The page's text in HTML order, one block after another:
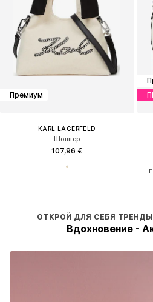
Премиум
KARL LAGERFELD
Шоппер
107,96 €
ОТКРОЙ ДЛЯ СЕБЯ
Вдохновение -